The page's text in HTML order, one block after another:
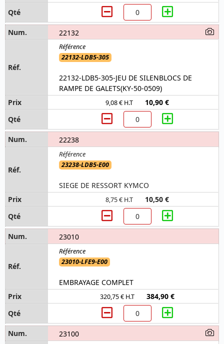
22132
22132-LDB5-305
22132-LDB5-305-JEU DE SILENBLOCS DE
RAMPE DE GALETS(KY-50-0509)
9,08 € H.T 10,90 €
22238
23238-LDB5-E00
SIEGE DE RESSORT KYMCO
8,75 € H.T 10,50 €
23010
23010-LFE9-E00
EMBRAYAGE COMPLET
320,75 € H.T 384,90 €
23100